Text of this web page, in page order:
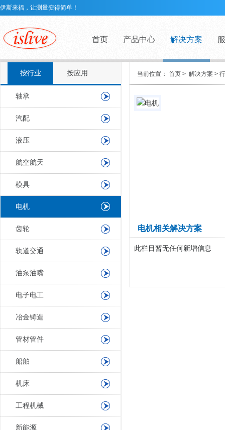
伊斯来福，让测量变得简单！
首页 产品中心 解决方案
按行业 按应用
轴承
汽配
液压
航空航天
模具
电机
齿轮
轨道交通
油泵油嘴
电子电工
冶金铸造
管材管件
船舶
机床
工程机械
新能源
当前位置： 首页 > 解决方案 >
电机相关解决方案
此栏目暂无任何新增信息